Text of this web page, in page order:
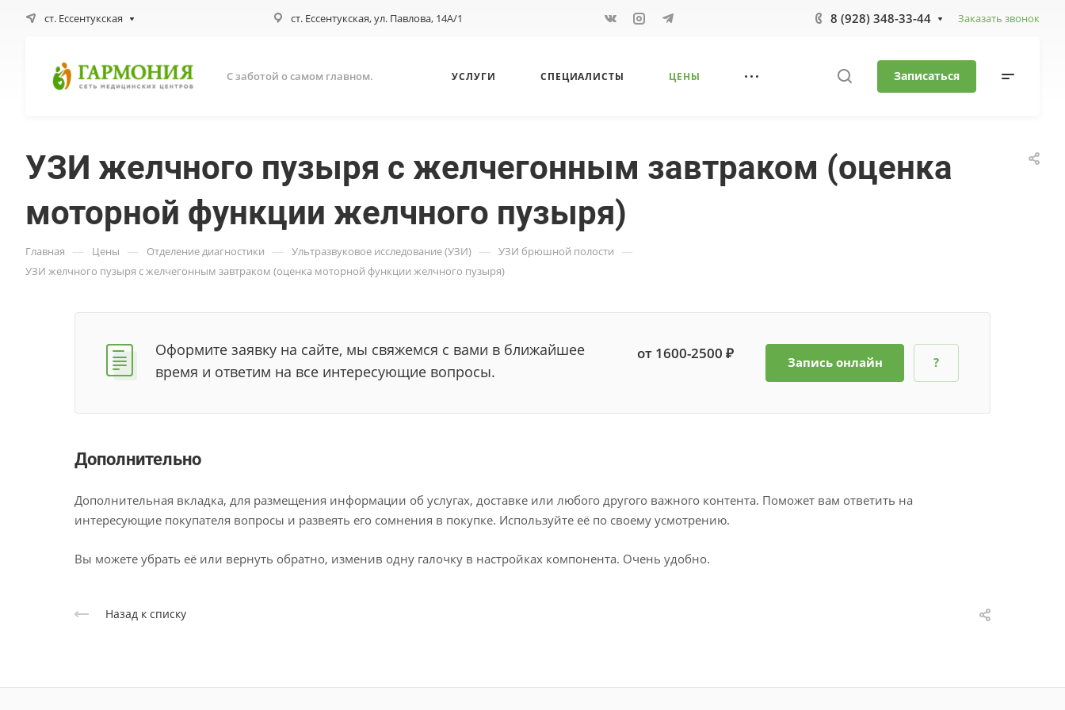
ст. Ессентукская ст. Ессентукская, ул. Павлова, 14А/1 8 (928) 348-33-44 Заказать звонок
С заботой о самом главном. УСЛУГИ СПЕЦИАЛИСТЫ ЦЕНЫ Записаться
УЗИ желчного пузыря с желчегонным завтраком (оценка
моторной функции желчного пузыря)
Главная — Цены — Отделение диагностики — Ультразвуковое исследование (УЗИ) — УЗИ брюшной полости —
УЗИ желчного пузыря с желчегонным завтраком (оценка моторной функции желчного пузыря)
Оформите заявку на сайте, мы свяжемся с вами в ближайшее
время и ответим на все интересующие вопросы.
от 1600-2500 ₽ Запись онлайн ?
Дополнительно
Дополнительная вкладка, для размещения информации об услугах, доставке или любого другого важного контента. Поможет вам ответить на
интересующие покупателя вопросы и развеять его сомнения в покупке. Используйте её по своему усмотрению.
Вы можете убрать её или вернуть обратно, изменив одну галочку в настройках компонента. Очень удобно.
Назад к списку